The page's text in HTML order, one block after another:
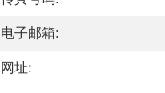
电子邮箱:
网址: